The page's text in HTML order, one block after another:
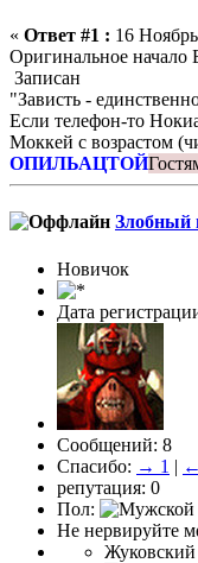
« Ответ #1 : 16
Оригинальное начало
Записан
"Зависть -
Если телефон-то
Моккей с возрастом
ОПИЛЬАЦТОЙ
Злобный
Новичок
Дата
Сообщений: 8
Спасибо: → 1 |
репутация: 0
Пол:
Не нервируйте
Жуковский